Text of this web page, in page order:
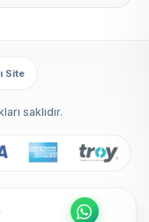
Site
saklıdır.